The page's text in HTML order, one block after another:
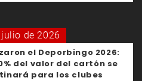
de 2026
el Deporbingo 2026:
del valor del cartón se
para los clubes